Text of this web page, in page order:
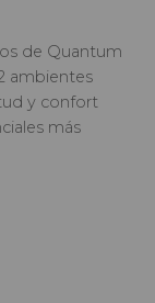
de Quantum
ambientes
y confort
más
para quienes
cuenta con
completos,
americana y